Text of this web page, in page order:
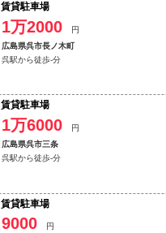
賃貸駐車場
1万2000
円
広島県呉市長ノ木町
呉駅から徒歩-分
賃貸駐車場
1万6000
円
広島県呉市三条
呉駅から徒歩-分
賃貸駐車場
9000
円